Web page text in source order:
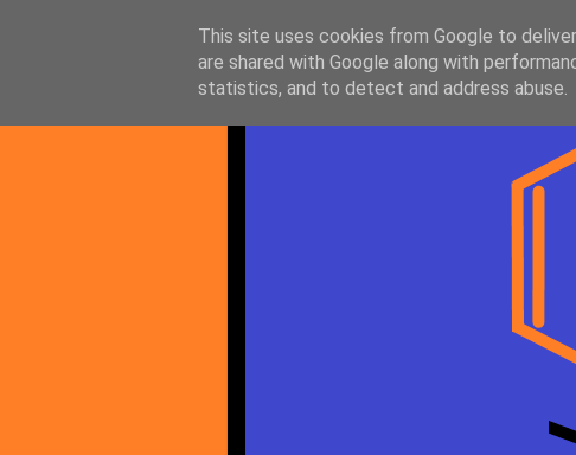
This site uses cookies from Google to
are shared with Google along with
statistics, and to detect and address abuse.